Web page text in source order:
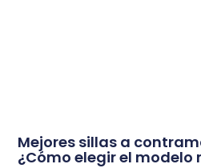
Mejores sillas a
¿Cómo elegir el modelo